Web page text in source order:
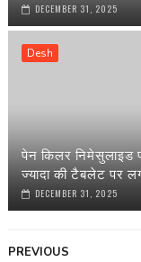
DECEMBER 31, 2025
Desh
पेन किलर निमेसुलाइड
ज्यादा की टैबलेट पर
DECEMBER 31, 2025
PREVIOUS